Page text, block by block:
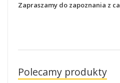
Zapraszamy do zapoznania z
Polecamy produkty